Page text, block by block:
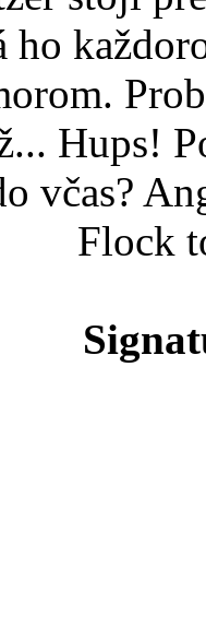
ho
Hups!
včas?
Flock